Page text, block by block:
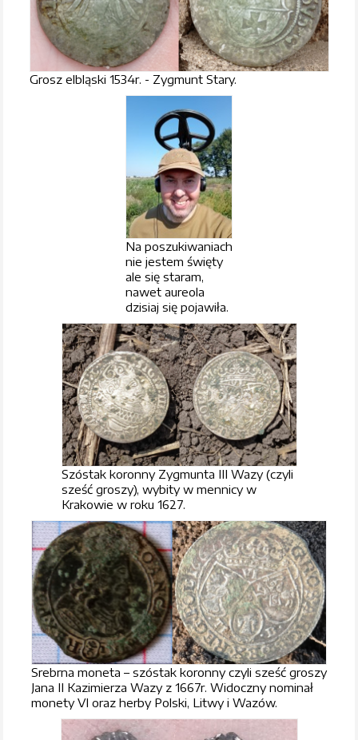
Grosz elbląski 1534r. - Zygmunt Stary.
Na poszukiwaniach
nie jestem święty
ale się staram,
nawet aureola
dzisiaj się pojawiła.
Szóstak koronny Zygmunta III Wazy (czyli
sześć groszy), wybity w mennicy w
Krakowie w roku 1627.
Srebrna moneta – szóstak koronny czyli sześć groszy
Jana II Kazimierza Wazy z 1667r. Widoczny nominał
monety VI oraz herby Polski, Litwy i Wazów.